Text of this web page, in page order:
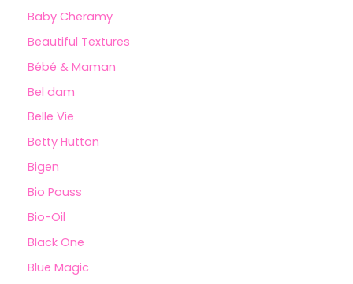
Baby Cheramy
Beautiful Textures
Bébé & Maman
Bel dam
Belle Vie
Betty Hutton
Bigen
Bio Pouss
Bio-Oil
Black One
Blue Magic